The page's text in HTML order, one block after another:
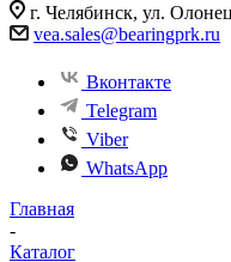
г. Челябинск, ул.
vea.sales@bearingprk.ru
Вконтакте
Telegram
Viber
WhatsApp
Главная
-
Каталог